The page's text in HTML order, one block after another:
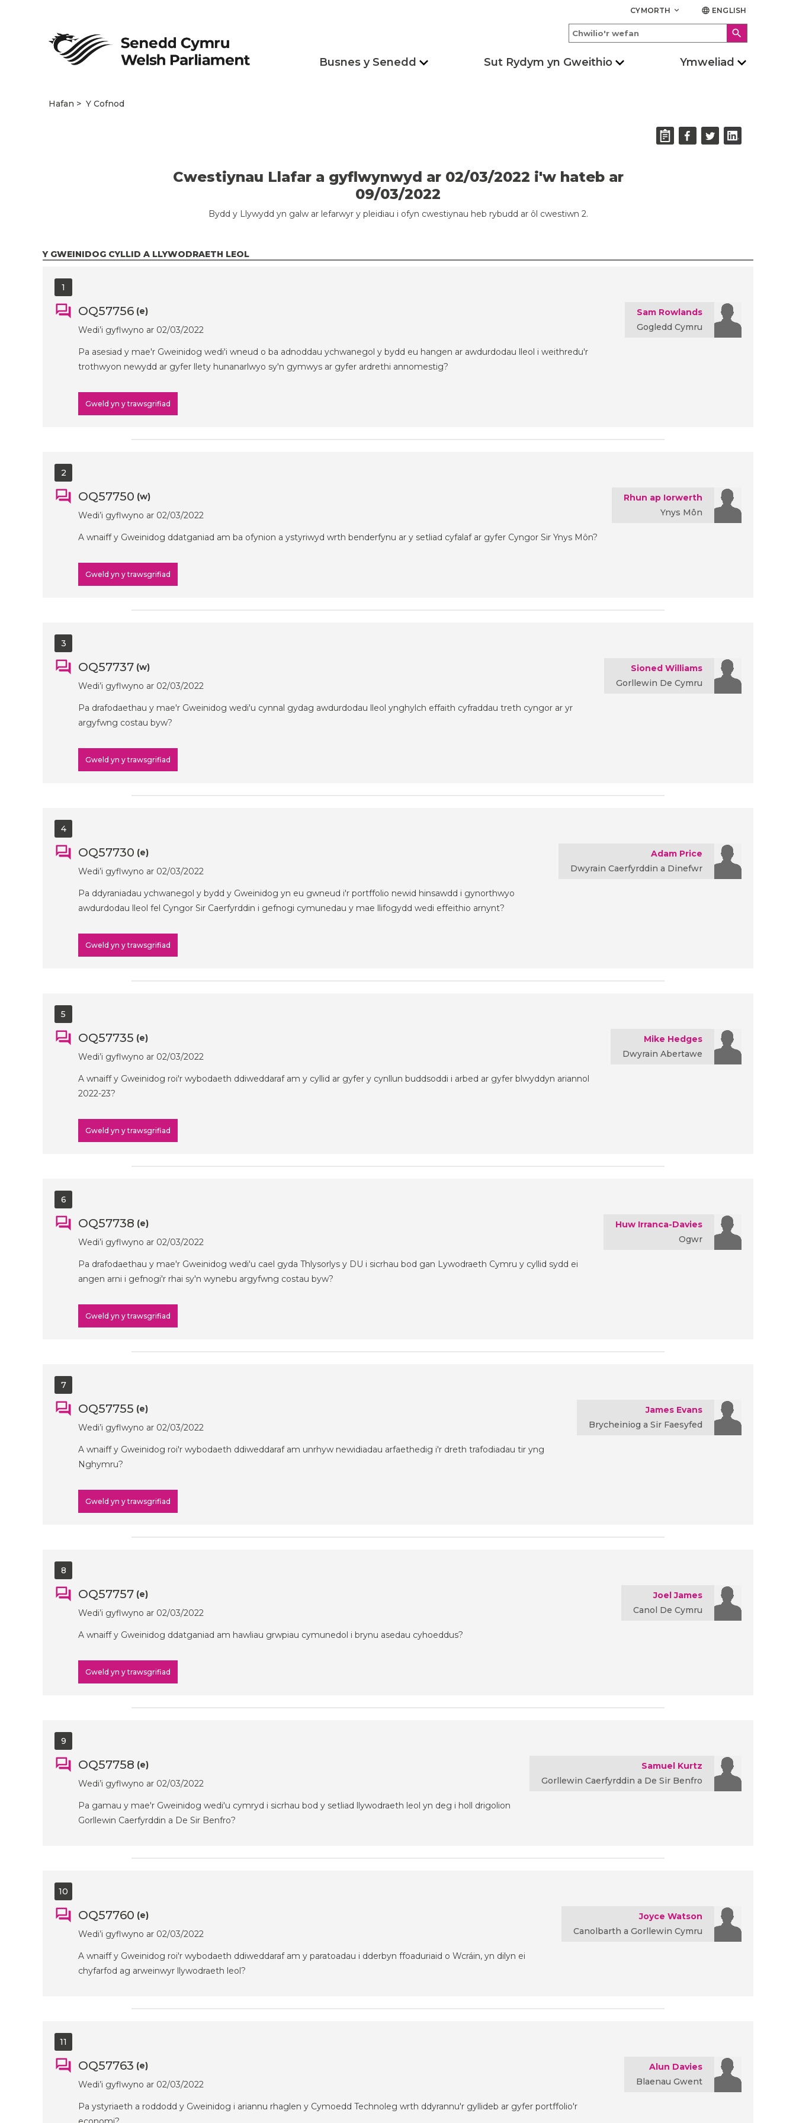
CYMORTH keyboard_arrow_down language ENGLISH
search
Busnes y Senedd Sut Rydym yn Gweithio Ymweliad
Hafan Y Cofnod
Cwestiynau Llafar a gyflwynwyd ar 02/03/2022 i'w hateb ar
09/03/2022
Bydd y Llywydd yn galw ar lefarwyr y pleidiau i ofyn cwestiynau heb rybudd ar ôl cwestiwn 2.
Y GWEINIDOG CYLLID A LLYWODRAETH LEOL
1
Sam Rowlands
Gogledd Cymru
OQ57756 (e)
Wedi’i gyflwyno ar 02/03/2022
Pa asesiad y mae'r Gweinidog wedi'i wneud o ba adnoddau ychwanegol y bydd eu hangen ar awdurdodau lleol i weithredu'r
trothwyon newydd ar gyfer llety hunanarlwyo sy'n gymwys ar gyfer ardrethi annomestig?
Gweld yn y trawsgrifiad
2
Rhun ap Iorwerth
Ynys Môn
OQ57750 (w)
Wedi’i gyflwyno ar 02/03/2022
A wnaiff y Gweinidog ddatganiad am ba ofynion a ystyriwyd wrth benderfynu ar y setliad cyfalaf ar gyfer Cyngor Sir Ynys Môn?
Gweld yn y trawsgrifiad
3
Sioned Williams
Gorllewin De Cymru
OQ57737 (w)
Wedi’i gyflwyno ar 02/03/2022
Pa drafodaethau y mae'r Gweinidog wedi'u cynnal gydag awdurdodau lleol ynghylch effaith cyfraddau treth cyngor ar yr
argyfwng costau byw?
Gweld yn y trawsgrifiad
4
Adam Price
Dwyrain Caerfyrddin a Dinefwr
OQ57730 (e)
Wedi’i gyflwyno ar 02/03/2022
Pa ddyraniadau ychwanegol y bydd y Gweinidog yn eu gwneud i'r portffolio newid hinsawdd i gynorthwyo
awdurdodau lleol fel Cyngor Sir Caerfyrddin i gefnogi cymunedau y mae llifogydd wedi effeithio arnynt?
Gweld yn y trawsgrifiad
5
Mike Hedges
Dwyrain Abertawe
OQ57735 (e)
Wedi’i gyflwyno ar 02/03/2022
A wnaiff y Gweinidog roi'r wybodaeth ddiweddaraf am y cyllid ar gyfer y cynllun buddsoddi i arbed ar gyfer blwyddyn ariannol
2022-23?
Gweld yn y trawsgrifiad
6
Huw Irranca-Davies
Ogwr
OQ57738 (e)
Wedi’i gyflwyno ar 02/03/2022
Pa drafodaethau y mae'r Gweinidog wedi'u cael gyda Thlysorlys y DU i sicrhau bod gan Lywodraeth Cymru y cyllid sydd ei
angen arni i gefnogi'r rhai sy'n wynebu argyfwng costau byw?
Gweld yn y trawsgrifiad
7
James Evans
Brycheiniog a Sir Faesyfed
OQ57755 (e)
Wedi’i gyflwyno ar 02/03/2022
A wnaiff y Gweinidog roi'r wybodaeth ddiweddaraf am unrhyw newidiadau arfaethedig i'r dreth trafodiadau tir yng
Nghymru?
Gweld yn y trawsgrifiad
8
Joel James
Canol De Cymru
OQ57757 (e)
Wedi’i gyflwyno ar 02/03/2022
A wnaiff y Gweinidog ddatganiad am hawliau grwpiau cymunedol i brynu asedau cyhoeddus?
Gweld yn y trawsgrifiad
9
Samuel Kurtz
Gorllewin Caerfyrddin a De Sir Benfro
OQ57758 (e)
Wedi’i gyflwyno ar 02/03/2022
Pa gamau y mae'r Gweinidog wedi'u cymryd i sicrhau bod y setliad llywodraeth leol yn deg i holl drigolion
Gorllewin Caerfyrddin a De Sir Benfro?
10
Joyce Watson
Canolbarth a Gorllewin Cymru
OQ57760 (e)
Wedi’i gyflwyno ar 02/03/2022
A wnaiff y Gweinidog roi'r wybodaeth ddiweddaraf am y paratoadau i dderbyn ffoaduriaid o Wcráin, yn dilyn ei
chyfarfod ag arweinwyr llywodraeth leol?
11
Alun Davies
Blaenau Gwent
OQ57763 (e)
Wedi’i gyflwyno ar 02/03/2022
Pa ystyriaeth a roddodd y Gweinidog i ariannu rhaglen y Cymoedd Technoleg wrth ddyrannu'r gyllideb ar gyfer portffolio'r